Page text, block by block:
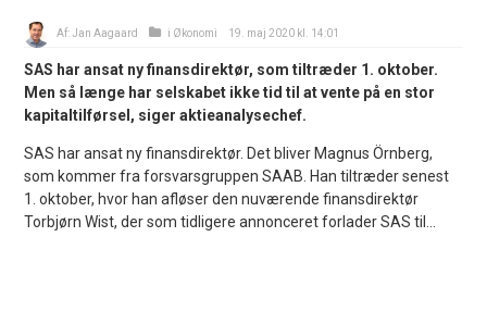
Af:Jan Aagaard i Økonomi 19. maj 2020 kl. 14:01
SAS har ansat ny finansdirektør, som tiltræder 1. oktober.
Men så længe har selskabet ikke tid til at vente på en stor
kapitaltilførsel, siger aktieanalysechef.
SAS har ansat ny finansdirektør. Det bliver Magnus Örnberg,
som kommer fra forsvarsgruppen SAAB. Han tiltræder senest
1. oktober, hvor han afløser den nuværende finansdirektør
Torbjørn Wist, der som tidligere annonceret forlader SAS til...